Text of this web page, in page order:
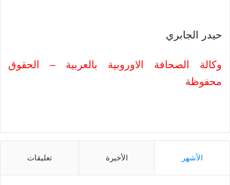
حيدر الجابري
وكالة الصحافة الاوروبية بالعربية – الحقوق
محفوظة
الأشهر الأخيرة تعليقات